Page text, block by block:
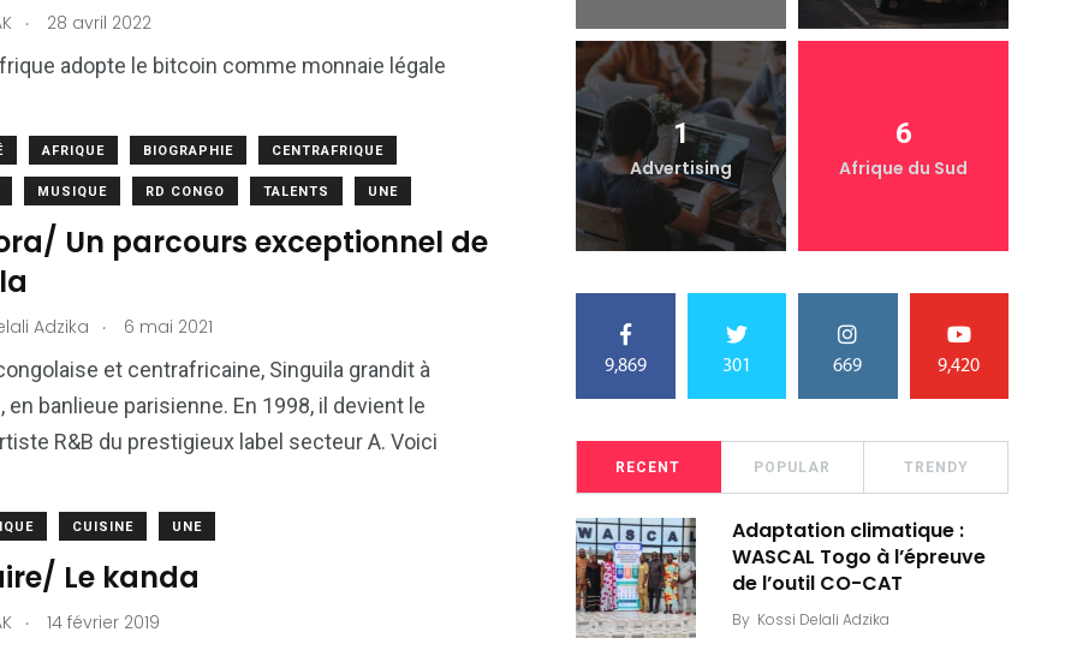
. 28 avril 2022
adopte le bitcoin comme monnaie légale
AFRIQUE BIOGRAPHIE CENTRAFRIQUE
MUSIQUE RD CONGO TALENTS UNE
Un parcours exceptionnel de
Adzika . 6 mai 2021
et centrafricaine, Singuila grandit à
en banlieue parisienne. En 1998, il devient le
R&B du prestigieux label secteur A. Voici
CUISINE UNE
Le kanda
. 14 février 2019
7
Zimbabwe
1
Advertising
6
Afrique du Sud
9,869 301 669 9,420
RECENT POPULAR TRENDY
Adaptation climatique :
WASCAL Togo à l’épreuve
de l’outil CO-CAT
By Kossi Delali Adzika